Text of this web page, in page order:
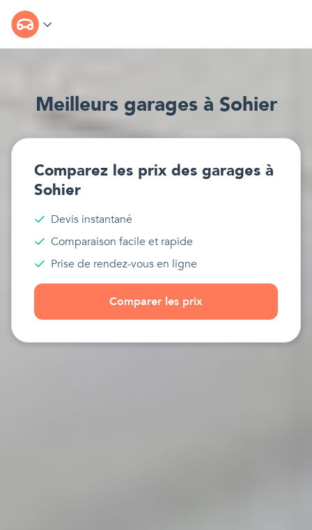
Meilleurs garagesà Sohier
Comparez les prix des garages à
Sohier
Devis instantané
Comparaison facile et rapide
Prise de rendez-vous en ligne
Comparer les prix